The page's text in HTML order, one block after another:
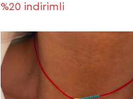
%20 indirimli